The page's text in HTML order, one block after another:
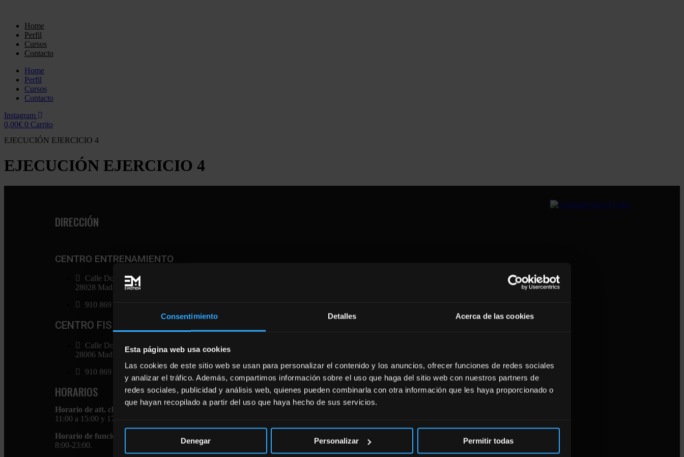
Consentimiento Detalles Acerca de las cookies
Esta página web usa cookies
Las cookies de este sitio web se usan para personalizar el contenido y los anuncios, ofrecer funciones de redes sociales
y analizar el tráfico. Además, compartimos información sobre el uso que haga del sitio web con nuestros partners de
redes sociales, publicidad y análisis web, quienes pueden combinarla con otra información que les haya proporcionado o
que hayan recopilado a partir del uso que haya hecho de sus servicios.
Denegar Personalizar Permitir todas
contenidoHome
Perfil
Cursos
Contacto
Home
Perfil
Cursos
Contacto
Instagram
0,00€ 0 Carrito
EJECUCIÓN EJERCICIO 4
EJECUCIÓN EJERCICIO 4
DIRECCIÓN
CENTRO ENTRENAMIENTO
Calle Doctor Gómez Ulla 8.
28028 Madrid.
910 869 896
CENTRO FISIOTERAPIA
Calle Don Ramón de al Cruz 113.
28006 Madrid.
910 869 896
HORARIOS
Horario de att. cliente:
11:00 a 15:00 y 17:00 a 21:00.
Horario de funcionamiento:
8:00-23:00.